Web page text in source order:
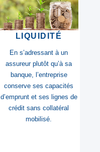
LIQUIDITÉ
En s’adressant à un
assureur plutôt qu’à sa
banque, l’entreprise
conserve ses capacités
d’emprunt et ses lignes de
crédit sans collatéral
mobilisé.